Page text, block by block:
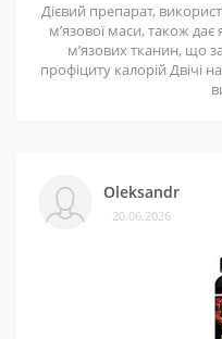
Дієвий препарат,
мʼязової маси, також
мʼязових тканин, що
профіциту калорій Двічі
Oleksandr
20.06.2026